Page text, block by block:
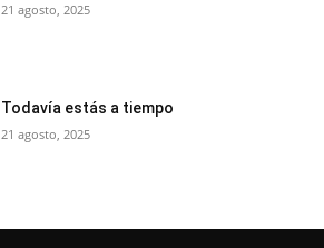
21 agosto, 2025
Todavía estás a tiempo
21 agosto, 2025